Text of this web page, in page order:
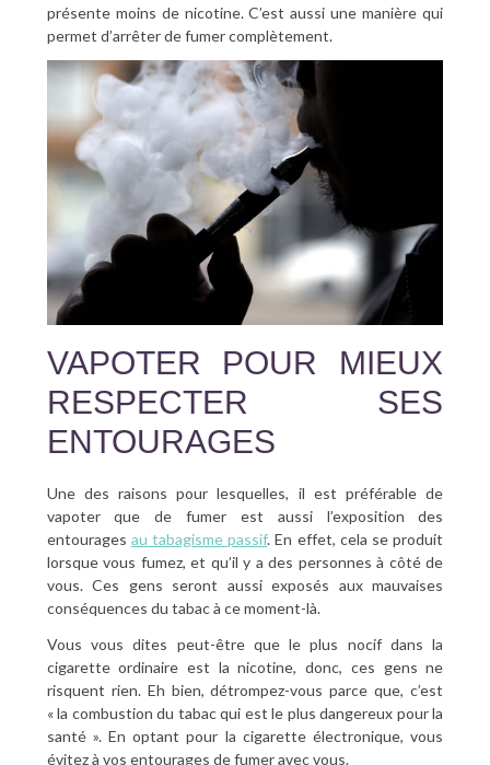
présente moins de nicotine. C’est aussi une manière qui
permet d’arrêter de fumer complètement.
VAPOTER POUR MIEUX
RESPECTER SES
ENTOURAGES
Une des raisons pour lesquelles, il est préférable de
vapoter que de fumer est aussi l’exposition des
entourages au tabagisme passif. En effet, cela se produit
lorsque vous fumez, et qu’il y a des personnes à côté de
vous. Ces gens seront aussi exposés aux mauvaises
conséquences du tabac à ce moment-là.
Vous vous dites peut-être que le plus nocif dans la
cigarette ordinaire est la nicotine, donc, ces gens ne
risquent rien. Eh bien, détrompez-vous parce que, c’est
« la combustion du tabac qui est le plus dangereux pour la
santé ». En optant pour la cigarette électronique, vous
évitez à vos entourages de fumer avec vous.